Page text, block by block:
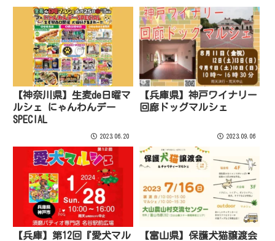
【神奈川県】生麦de日曜マ
ルシェ にゃんわんデー
SPECIAL
2023.06.20
【兵庫県】神戸ワイナリー
回廊ドッグマルシェ
2023.09.06
【兵庫】第12回『愛犬マル
【富山県】保護犬猫譲渡会